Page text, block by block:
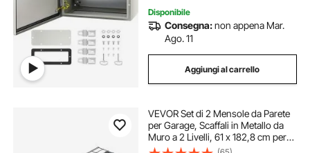
Disponibile
Consegna:non appena Mar.
Ago. 11
Aggiungi al carrello
VEVOR Set di 2 Mensole da Parete
per Garage, Scaffali in Metallo da
Muro a 2 Livelli, 61 x 182,8 cm per
Mensola, Portata Totale di 454 kg,